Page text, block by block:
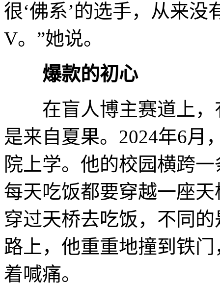
很‘佛系’的选手，从来
V。”她说。
爆款的初心
在盲人博主赛道上，
是来自夏果。2024年6月
院上学。他的校园横跨
每天吃饭都要穿越一座
穿过天桥去吃饭，不同
路上，他重重地撞到铁
着喊痛。